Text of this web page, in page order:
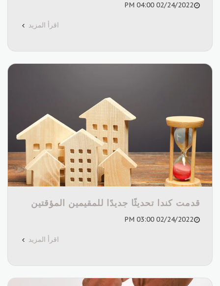
02/24/2022 04:00 PM
اقرأ المزيد
قدمت كندا تحديثًا جديدًا للمقيمين المؤقتين
02/24/2022 03:00 PM
اقرأ المزيد